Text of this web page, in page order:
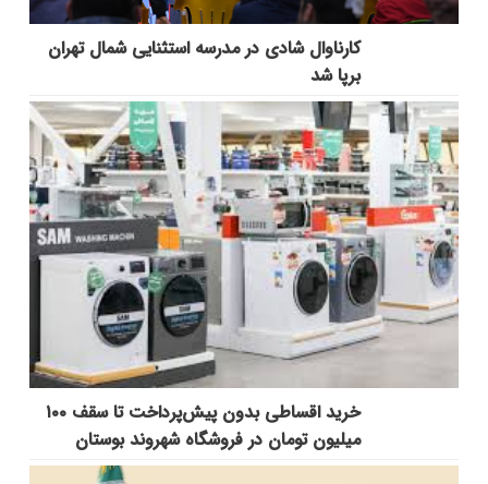
کارناوال شادی در مدرسه استثنایی شمال تهران
برپا شد
خرید اقساطی بدون پیش‌پرداخت تا سقف ۱۰۰
میلیون تومان در فروشگاه شهروند بوستان